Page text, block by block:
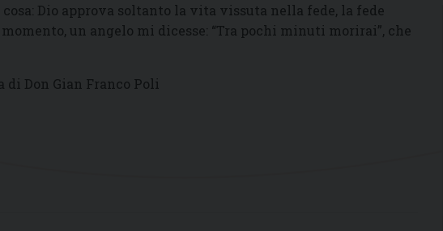
Dio approva soltanto la vita vissuta nella fede, la fede
un angelo mi dicesse: “Tra pochi minuti morirai”, che
Don Gian Franco Poli